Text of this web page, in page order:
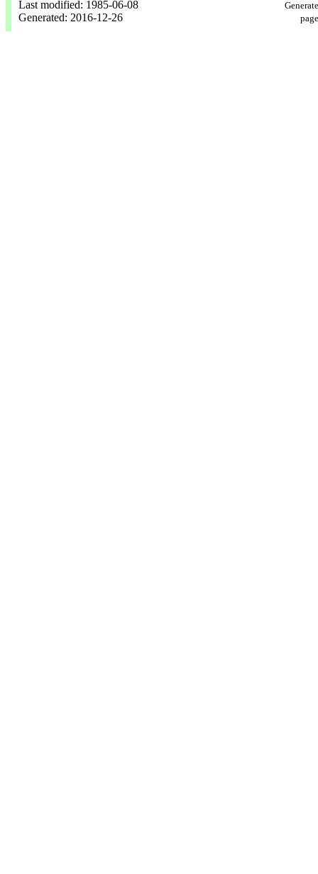
Last modified: 1985-06-08
Generated: 2016-12-26